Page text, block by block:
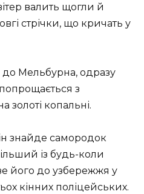
валить щогли й
стрічки, що кричать у
Мельбурна, одразу
з
золоті копальні.
знайде самородок
із будь-коли
його до узбережжя у
кінних поліцейських.